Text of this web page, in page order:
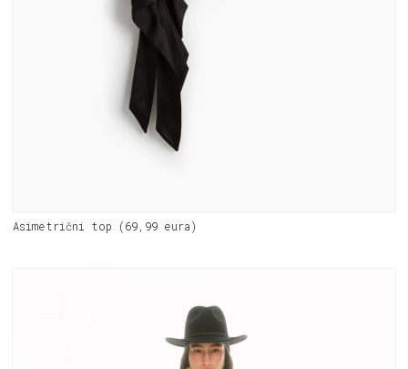
Asimetrični top (69,99 eura)